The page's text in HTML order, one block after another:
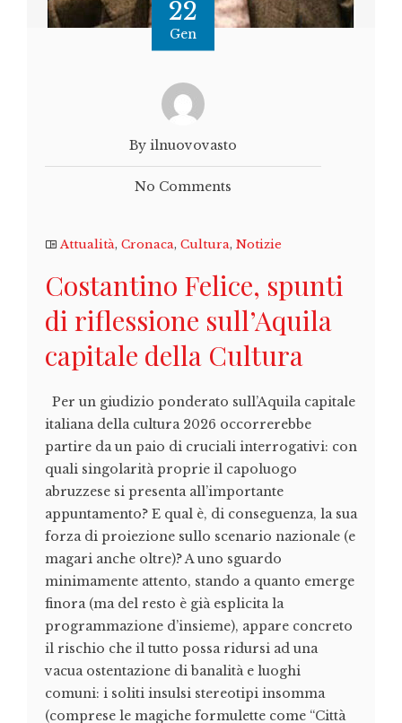
22
Gen
By ilnuovovasto
No Comments
Attualità, Cronaca, Cultura, Notizie
Costantino Felice, spunti
di riflessione sull’Aquila
capitale della Cultura
Per un giudizio ponderato sull’Aquila capitale
italiana della cultura 2026 occorrerebbe
partire da un paio di cruciali interrogativi: con
quali singolarità proprie il capoluogo
abruzzese si presenta all’importante
appuntamento? E qual è, di conseguenza, la sua
forza di proiezione sullo scenario nazionale (e
magari anche oltre)? A uno sguardo
minimamente attento, stando a quanto emerge
finora (ma del resto è già esplicita la
programmazione d’insieme), appare concreto
il rischio che il tutto possa ridursi ad una
vacua ostentazione di banalità e luoghi
comuni: i soliti insulsi stereotipi insomma
(comprese le magiche formulette come “Città